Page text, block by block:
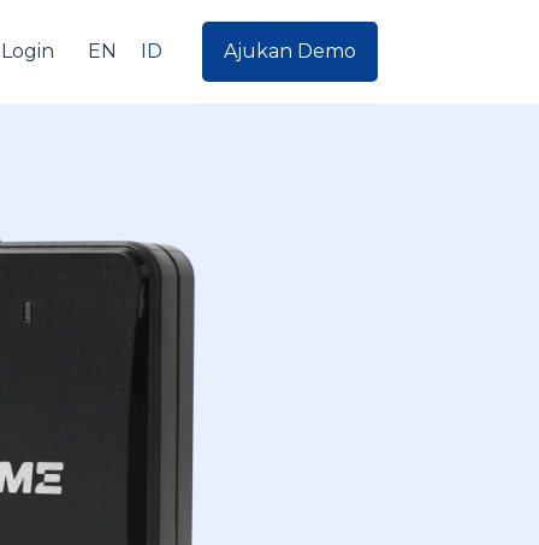
Login EN ID Ajukan Demo